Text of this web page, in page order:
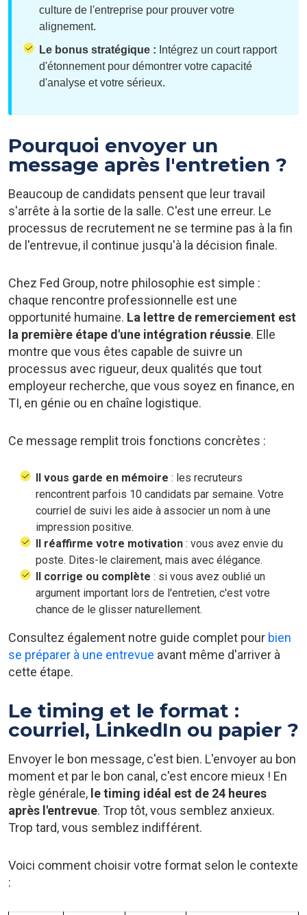
culture de l'entreprise pour prouver votre
alignement.
Le bonus stratégique : Intégrez un court rapport
d'étonnement pour démontrer votre capacité
d'analyse et votre sérieux.
Pourquoi envoyer un
message après l'entretien ?
Beaucoup de candidats pensent que leur travail
s'arrête à la sortie de la salle. C'est une erreur. Le
processus de recrutement ne se termine pas à la fin
de l'entrevue, il continue jusqu'à la décision finale.
Chez Fed Group, notre philosophie est simple :
chaque rencontre professionnelle est une
opportunité humaine. La lettre de remerciement est
la première étape d'une intégration réussie. Elle
montre que vous êtes capable de suivre un
processus avec rigueur, deux qualités que tout
employeur recherche, que vous soyez en finance, en
TI, en génie ou en chaîne logistique.
Ce message remplit trois fonctions concrètes :
Il vous garde en mémoire : les recruteurs
rencontrent parfois 10 candidats par semaine. Votre
courriel de suivi les aide à associer un nom à une
impression positive.
Il réaffirme votre motivation : vous avez envie du
poste. Dites-le clairement, mais avec élégance.
Il corrige ou complète : si vous avez oublié un
argument important lors de l'entretien, c'est votre
chance de le glisser naturellement.
Consultez également notre guide complet pour bien
se préparer à une entrevue avant même d'arriver à
cette étape.
Le timing et le format :
courriel, LinkedIn ou papier ?
Envoyer le bon message, c'est bien. L'envoyer au bon
moment et par le bon canal, c'est encore mieux ! En
règle générale, le timing idéal est de 24 heures
après l'entrevue. Trop tôt, vous semblez anxieux.
Trop tard, vous semblez indifférent.
Voici comment choisir votre format selon le contexte
: